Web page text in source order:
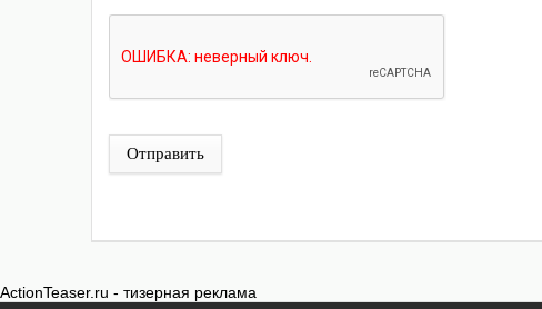
Отправить
ActionTeaser.ru - тизерная реклама